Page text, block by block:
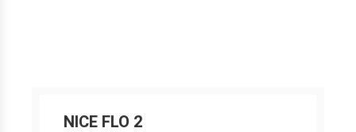
NICE FLO 2